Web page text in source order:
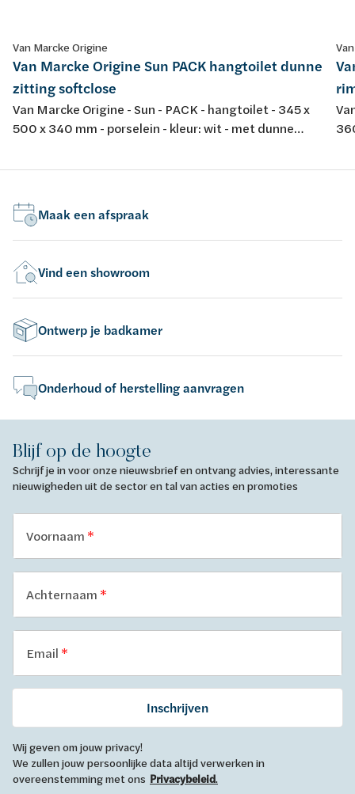
Van Marcke Origine
Van Marcke Origine Sun PACK hangtoilet dunne
zitting softclose
Van Marcke Origine - Sun - PACK - hangtoilet - 345 x
500 x 340 mm - porselein - kleur: wit - met dunne
Maak een afspraak
Vind een showroom
Ontwerp je badkamer
Onderhoud of herstelling aanvragen
Blijf op de hoogte
Schrijf je in voor onze nieuwsbrief en ontvang advies, interessante
nieuwigheden uit de sector en tal van acties en promoties
Voornaam
Achternaam
Email
Inschrijven
Wij geven om jouw privacy!
We zullen jouw persoonlijke data altijd verwerken in
overeenstemming met ons Privacybeleid.